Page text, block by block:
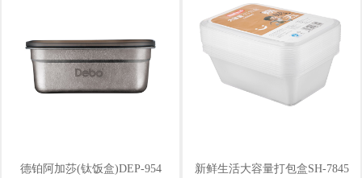
德铂阿加莎(钛饭盒)DEP-954 新鲜生活大容量打包盒SH-7845